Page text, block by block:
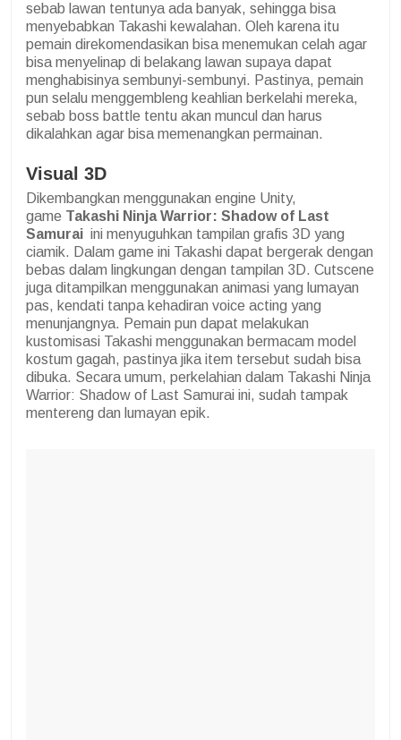
sebab lawan tentunya ada banyak, sehingga bisa
menyebabkan Takashi kewalahan. Oleh karena itu
pemain direkomendasikan bisa menemukan celah agar
bisa menyelinap di belakang lawan supaya dapat
menghabisinya sembunyi-sembunyi. Pastinya, pemain
pun selalu menggembleng keahlian berkelahi mereka,
sebab boss battle tentu akan muncul dan harus
dikalahkan agar bisa memenangkan permainan.
Visual 3D
Dikembangkan menggunakan engine Unity,
game Takashi Ninja Warrior: Shadow of Last
Samurai ini menyuguhkan tampilan grafis 3D yang
ciamik. Dalam game ini Takashi dapat bergerak dengan
bebas dalam lingkungan dengan tampilan 3D. Cutscene
juga ditampilkan menggunakan animasi yang lumayan
pas, kendati tanpa kehadiran voice acting yang
menunjangnya. Pemain pun dapat melakukan
kustomisasi Takashi menggunakan bermacam model
kostum gagah, pastinya jika item tersebut sudah bisa
dibuka. Secara umum, perkelahian dalam Takashi Ninja
Warrior: Shadow of Last Samurai ini, sudah tampak
mentereng dan lumayan epik.